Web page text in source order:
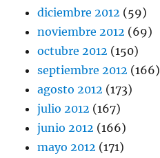
diciembre 2012 (59)
noviembre 2012 (69)
octubre 2012 (150)
septiembre 2012 (166)
agosto 2012 (173)
julio 2012 (167)
junio 2012 (166)
mayo 2012 (171)